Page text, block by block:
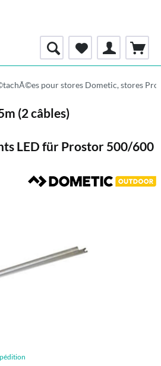
pour stores Dometic, stores
(2 câbles)
LED für Prostor 500/600